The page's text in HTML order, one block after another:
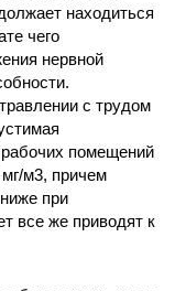
находиться
чего
нервной
с трудом
рабочих помещений
м3, причем
при
все же приводят к